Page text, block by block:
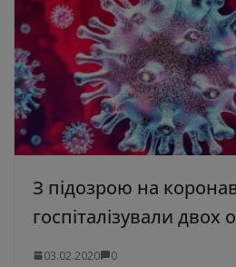
З підозрою на
госпіталізували двох
03.02.2020 0